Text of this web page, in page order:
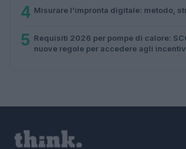
4 Misurare l’impronta digitale: metodo,
5 Requisiti 2026 per pompe di calore:
nuove regole per accedere agli